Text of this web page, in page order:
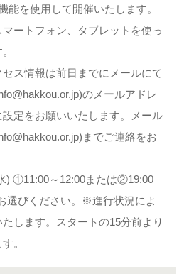
能を使用して開催いたします。
ートフォン、タブレットを使っ
ス情報は前日までにメールにて
のメールアドレ
定をお願いいたします。メール
までご連絡をお
) ①11:00～12:00または②19:00
選びください。※進行状況によ
します。スタートの15分前より
。